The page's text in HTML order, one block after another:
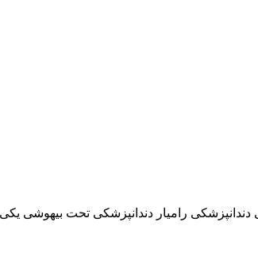
رامیار دندانپزشکی تحت بیهوشی